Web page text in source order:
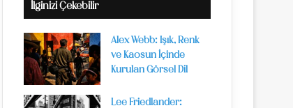
İlginizi Çekebilir
Alex Webb: Işık, Renk
ve Kaosun İçinde
Kurulan Görsel Dil
Lee Friedlander: